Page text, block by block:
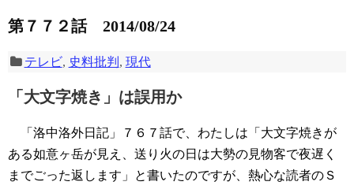
第７７２話 2014/08/24
テレビ, 史料批判 , 現代
「大文字焼き」は誤用か
「洛中洛外日記」７６７話で、わたしは「大文字焼きが
ある如意ヶ岳が見え、送り火の日は大勢の見物客で夜遅く
までごった返します」と書いたのですが、熱心な読者のＳ